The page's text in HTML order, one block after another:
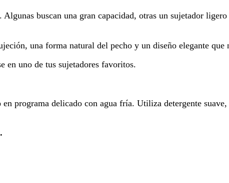
buscan una gran capacidad, otras un sujetador
una forma natural del pecho y un diseño elegante que
en uno de tus sujetadores favoritos.
programa delicado con agua fría. Utiliza detergente